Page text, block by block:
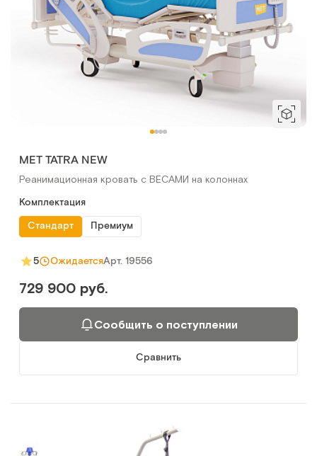
MET TATRA NEW
Реанимационная кровать с ВЕСАМИ на колоннах
Комплектация
Стандарт
Премиум
5 ОжидаетсяАрт. 19556
729 900 руб.
Сообщить о поступлении
Сравнить